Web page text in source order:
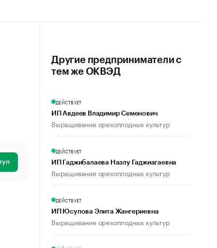
Другие предприниматели с
тем же ОКВЭД
ДЕЙСТВУЕТ
ИП Авдеев Владимир Семенович
Выращивание орехоплодных культур
ДЕЙСТВУЕТ
ИП Гаджибалаева Назлу Гаджиагаевна
Выращивание орехоплодных культур
ДЕЙСТВУЕТ
ИП Юсупова Элита Жангериевна
Выращивание орехоплодных культур